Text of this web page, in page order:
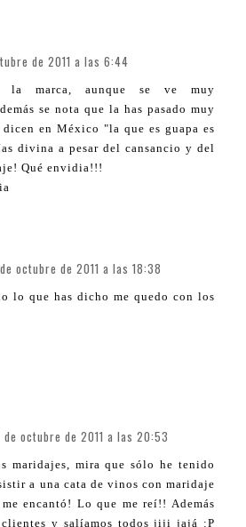
de 2011 a las 6:44
la marca, aunque se ve muy
se nota que la has pasado muy
en México "la que es guapa es
divina a pesar del cansancio y del
Qué envidia!!!
octubre de 2011 a las 18:38
que has dicho me quedo con los
de octubre de 2011 a las 20:53
maridajes, mira que sólo he tenido
a una cata de vinos con maridaje
encantó! Lo que me reí!! Además
y salíamos todos jiji jajá :P